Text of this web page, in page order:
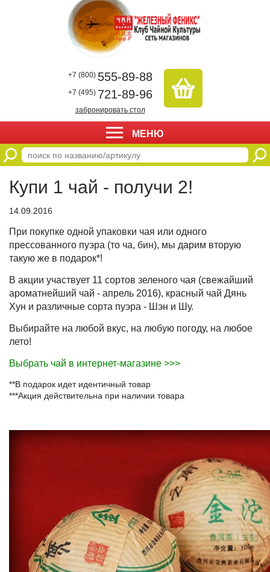
+7 (800) 555-89-88
+7 (495) 721-89-96
забронировать стол
МЕНЮ
Купи 1 чай - получи 2!
14.09.2016
При покупке одной упаковки чая или одного
прессованного пуэра (то ча, бин), мы дарим вторую
такую же в подарок*!
В акции участвует 11 сортов зеленого чая (свежайший
ароматнейший чай - апрель 2016), красный чай Дянь
Хун и различные сорта пуэра - Шэн и Шу.
Выбирайте на любой вкус, на любую погоду, на любое
лето!
Выбрать чай в интернет-магазине >>>
**В подарок идет идентичный товар
***Акция действительна при наличии товара